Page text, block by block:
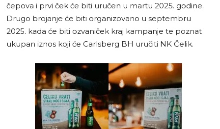
čepova i prvi ček će biti uručen u martu 2025. godine.
Drugo brojanje će biti organizovano u septembru
2025. kada će biti ozvaniček kraj kampanje te poznat
ukupan iznos koji će Carlsberg BH uručiti NK Čelik.